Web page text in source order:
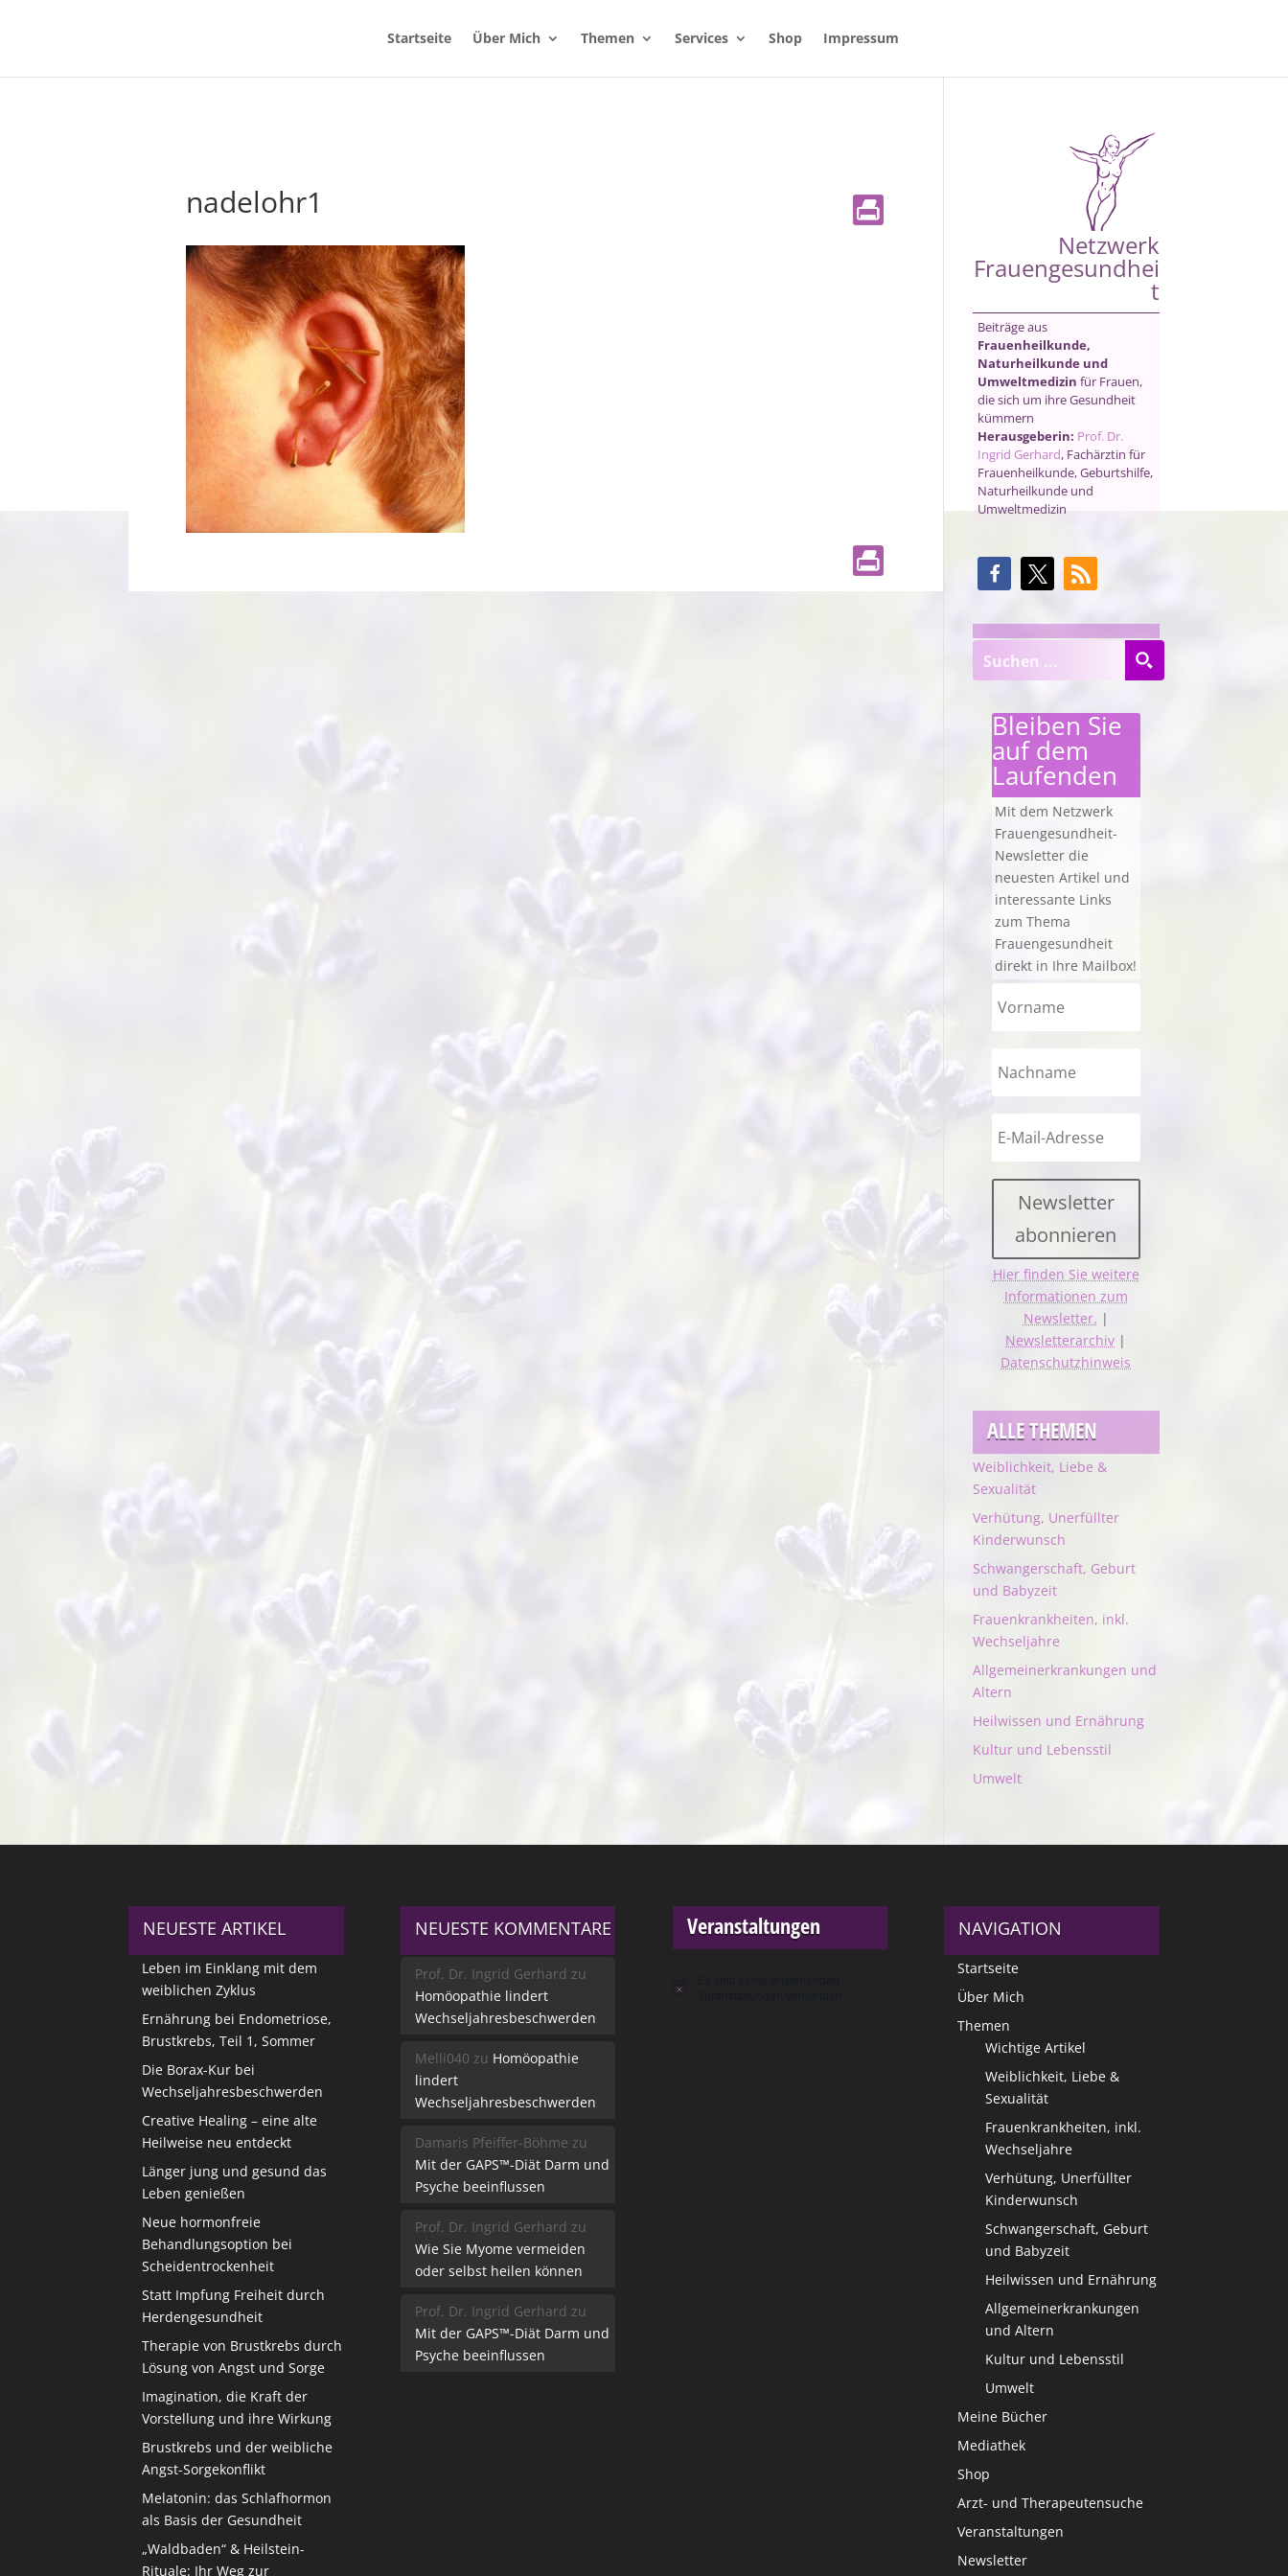
Startseite Über Mich Themen Services Shop Impressum
nadelohr1
Netzwerk
Frauengesundhei
t
Beiträge aus
Frauenheilkunde,
Naturheilkunde und
Umweltmedizin für Frauen,
die sich um ihre Gesundheit
kümmern
Herausgeberin: Prof. Dr.
Ingrid Gerhard, Fachärztin für
Frauenheilkunde, Geburtshilfe,
Naturheilkunde und
Umweltmedizin
Bleiben Sie
auf dem
Laufenden
Mit dem Netzwerk
Frauengesundheit-
Newsletter die
neuesten Artikel und
interessante Links
zum Thema
Frauengesundheit
direkt in Ihre Mailbox!
Newsletter
abonnieren
Hier finden Sie weitere
Informationen zum
Newsletter. |
Newsletterarchiv |
Datenschutzhinweis
ALLE THEMEN
Weiblichkeit, Liebe &
Sexualität
Verhütung, Unerfüllter
Kinderwunsch
Schwangerschaft, Geburt
und Babyzeit
Frauenkrankheiten, inkl.
Wechseljahre
Allgemeinerkrankungen und
Altern
Heilwissen und Ernährung
Kultur und Lebensstil
Umwelt
NEUESTE ARTIKEL
Leben im Einklang mit dem
weiblichen Zyklus
Ernährung bei Endometriose,
Brustkrebs, Teil 1, Sommer
Die Borax-Kur bei
Wechseljahresbeschwerden
Creative Healing – eine alte
Heilweise neu entdeckt
Länger jung und gesund das
Leben genießen
Neue hormonfreie
Behandlungsoption bei
Scheidentrockenheit
Statt Impfung Freiheit durch
Herdengesundheit
Therapie von Brustkrebs durch
Lösung von Angst und Sorge
Imagination, die Kraft der
Vorstellung und ihre Wirkung
Brustkrebs und der weibliche
Angst-Sorgekonflikt
Melatonin: das Schlafhormon
als Basis der Gesundheit
„Waldbaden“ & Heilstein-
Rituale: Ihr Weg zur
NEUESTE KOMMENTARE
Prof. Dr. Ingrid Gerhard zu
Homöopathie lindert
Wechseljahresbeschwerden
Melli040 zu Homöopathie
lindert
Wechseljahresbeschwerden
Damaris Pfeiffer-Böhme zu
Mit der GAPS™-Diät Darm und
Psyche beeinflussen
Prof. Dr. Ingrid Gerhard zu
Wie Sie Myome vermeiden
oder selbst heilen können
Prof. Dr. Ingrid Gerhard zu
Mit der GAPS™-Diät Darm und
Psyche beeinflussen
Veranstaltungen
Hinweis
NAVIGATION
Startseite
Über Mich
Themen
Wichtige Artikel
Weiblichkeit, Liebe &
Sexualität
Frauenkrankheiten, inkl.
Wechseljahre
Verhütung, Unerfüllter
Kinderwunsch
Schwangerschaft, Geburt
und Babyzeit
Heilwissen und Ernährung
Allgemeinerkrankungen
und Altern
Kultur und Lebensstil
Umwelt
Meine Bücher
Mediathek
Shop
Arzt- und Therapeutensuche
Veranstaltungen
Newsletter